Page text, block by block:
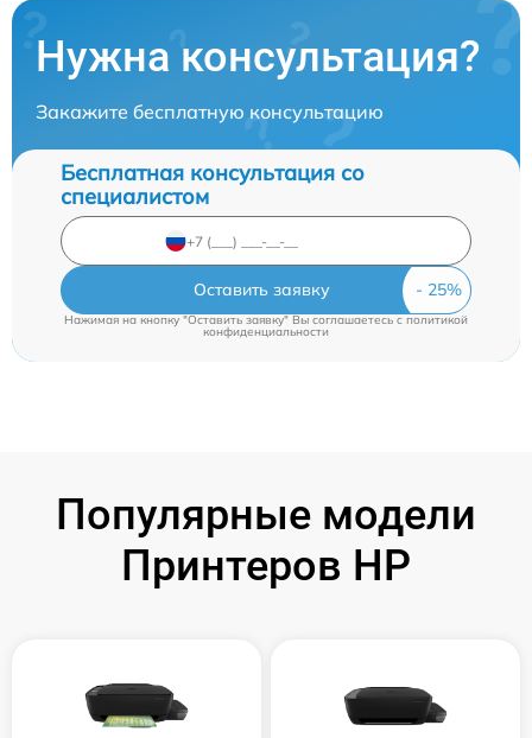
Нужна консультация?
Закажите бесплатную консультацию
Бесплатная консультация со
специалистом
Оставить заявку
Нажимая на кнопку "Оставить заявку" Вы соглашаетесь c политикой
конфиденциальности
Популярные модели
Принтеров HP